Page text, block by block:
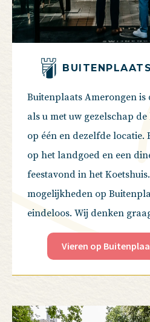
Buitenplaats Amerongen is
als u met uw gezelschap
op één en dezelfde locatie.
op het landgoed en een
feestavond in het
mogelijkheden op
eindeloos. Wij denken
Vieren op